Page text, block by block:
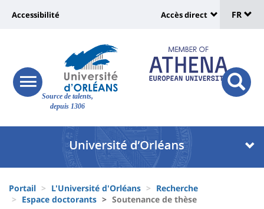
Site
Source de talents,
depuis 1306
Université
Recherche
responsive
menu
button
Université
vers
page
accessibilité
Accessibilité
:
Shortcut
links
Accès direct
de
FR
Université
Block
liste
d'Ariane
Portail L'Université d'Orléans
Recherche
Espace doctorants
Soutenance de thèse